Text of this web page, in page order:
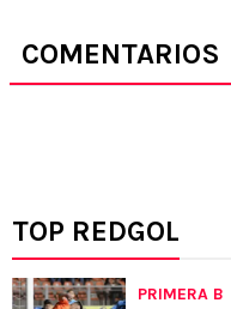
COMENTARIOS
TOP REDGOL
PRIMERA B